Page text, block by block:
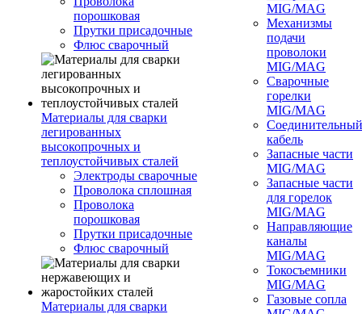
порошковая
Прутки присадочные
Флюс сварочный
Материалы для сварки
легированных
высокопрочных и
теплоустойчивых сталей
Электроды сварочные
Проволока сплошная
Проволока
порошковая
Прутки присадочные
Флюс сварочный
Материалы для сварки
MIG/MAG
Механизмы
подачи
проволоки
MIG/MAG
Сварочные
горелки
MIG/MAG
Соединительный
кабель
Запасные части
MIG/MAG
Запасные части
для горелок
MIG/MAG
Направляющие
каналы
MIG/MAG
Токосъемники
MIG/MAG
Газовые сопла